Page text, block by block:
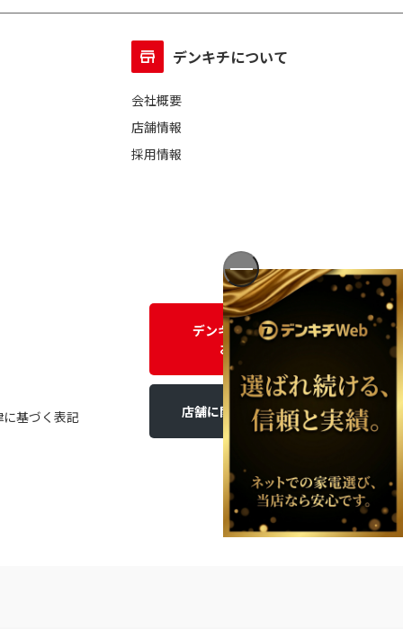
デンキチについて
会社概要
店舗情報
採用情報
基づく表記
デンキチWEBに関する
お問い合わせ
店舗に関するお問い合わせ